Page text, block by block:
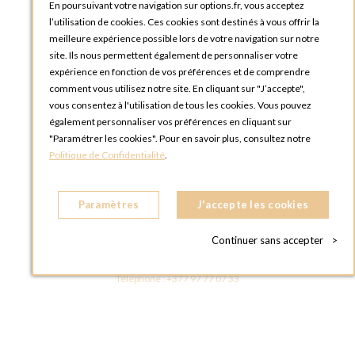
OPTIONS ROUEN
Rue du Clos Tellier
76800 Saint-Etienne-du-Rouvray
FRANCE
Téléphone :+33 2 35 08 38 53
OPTIONS TOULOUSE
6 rue Gaye Marie, ZAC de Saint-Martin du Touch
31300 Toulouse
FRANCE
OPTIONS MC
Téléphone :+377 97 77 07 33
En poursuivant votre navigation sur options.fr, vous acceptez
l’utilisation de cookies. Ces cookies sont destinés à vous offrir la
meilleure expérience possible lors de votre navigation sur notre
site. Ils nous permettent également de personnaliser votre
expérience en fonction de vos préférences et de comprendre
comment vous utilisez notre site. En cliquant sur "J’accepte",
vous consentez à l'utilisation de tous les cookies. Vous pouvez
également personnaliser vos préférences en cliquant sur
"Paramétrer les cookies". Pour en savoir plus, consultez notre
Politique de Confidentialité.
Paramètres J'accepte les cookies
Continuer sans accepter >